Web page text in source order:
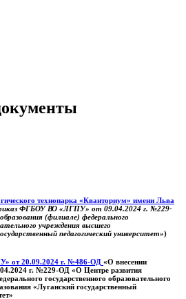
технопарка «Кванториум» имени Льва
ФГБОУ ВО «ЛГПУ» от 09.04.2024 г. №229-
(филиале) федерального
учреждения высшего
педагогический университет»)
от 20.09.2024 г. №486-ОД «О внесении
г. №229-ОД «О Центре развития
государственного образовательного
«Луганский государственный